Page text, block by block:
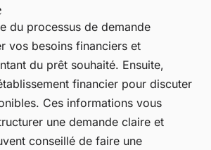
du processus de demande
vos besoins financiers et
du prêt souhaité. Ensuite,
financier pour discuter
Ces informations vous
une demande claire et
conseillé de faire une